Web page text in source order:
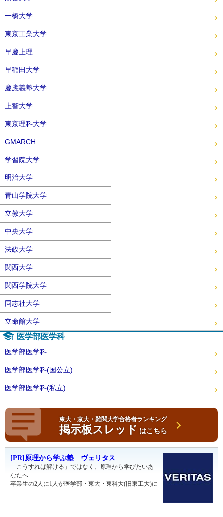
一橋大学
東京工業大学
早慶上理
早稲田大学
慶應義塾大学
上智大学
東京理科大学
GMARCH
学習院大学
明治大学
青山学院大学
立教大学
中央大学
法政大学
関西大学
関西学院大学
同志社大学
立命館大学
医学部医学科
医学部医学科
医学部医学科(国公立)
医学部医学科(私立)
東大・京大・難関大学合格者ランキング
掲示板スレッド はこちら